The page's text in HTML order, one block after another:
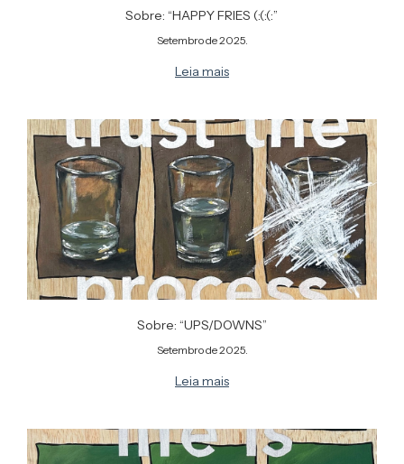
Sobre: “HAPPY FRIES (:(:(:”
Setembro de 2025.
Leia mais
Sobre: “UPS/DOWNS”
Setembro de 2025.
Leia mais